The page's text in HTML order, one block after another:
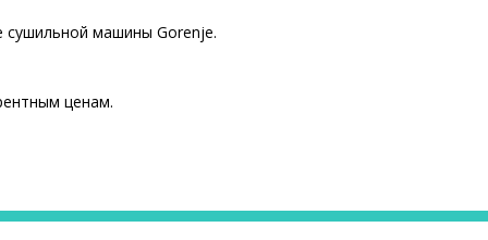
сушильной машины Gorenje.
ценам.